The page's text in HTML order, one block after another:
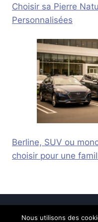
Choisir sa Pierre
Personnalisées
Berline, SUV ou
choisir pour une
Nous utilisons des